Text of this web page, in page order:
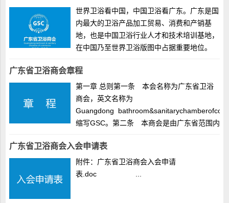
策，传达贯彻上级党组织的决议、指示;听取
和审查支委会的...
世界卫浴看中国，中国卫浴看广东。广东是国
内最大的卫浴产品加工贸易、消费和产销基
地，也是中国卫浴行业人才和技术培训基地，
在中国乃至世界卫浴版图中占据重要地位。
府相关职能部门批准下，全国首家省级卫浴行
业组织——广东省卫浴商会应势而生。广东省
卫浴商会是由广东省...
广东省卫浴商会章程
第一章 总则第一条 本会名称为广东省卫浴
商会，英文名称为
Guangdong
缩写GSC。第二条 本商会是由广东省范围内
育培训、施工、内外...
广东省卫浴商会入会申请表
附件：广东省卫浴商会入会申请
表.doc ...